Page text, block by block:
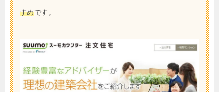
すめです。